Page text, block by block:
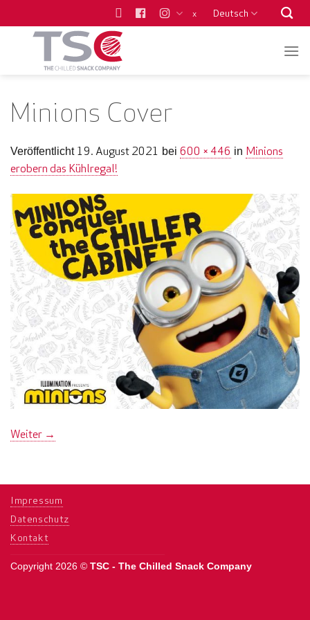
Inhalt
x Deutsch
Minions Cover
Veröffentlicht 19. August 2021 bei 600 × 446 in Minions
erobern das Kühlregal!
Weiter →
Impressum
Datenschutz
Kontakt
Copyright 2026 © TSC - The Chilled Snack Company